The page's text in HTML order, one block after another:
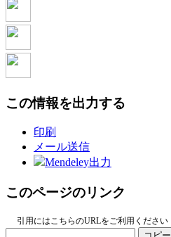
この情報を出力する
印刷
メール送信
Mendeley出力
このページのリンク
引用にはこちらのURLをご利用ください